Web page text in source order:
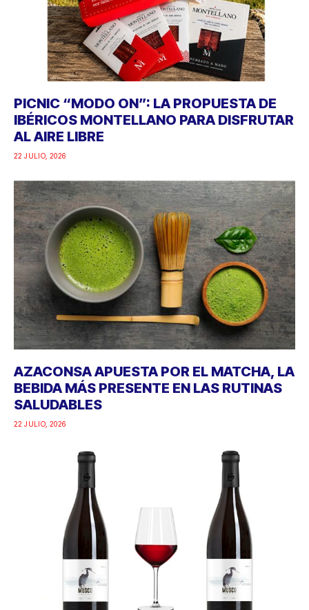
PICNIC “MODO ON”: LA PROPUESTA DE
IBÉRICOS MONTELLANO PARA DISFRUTAR
AL AIRE LIBRE
22 JULIO, 2026
AZACONSA APUESTA POR EL MATCHA, LA
BEBIDA MÁS PRESENTE EN LAS RUTINAS
SALUDABLES
22 JULIO, 2026